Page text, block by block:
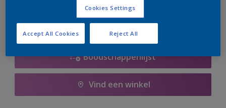
Boodschappenlijst
Vind een winkel
Cookies Settings
Reject All
Accept All Cookies